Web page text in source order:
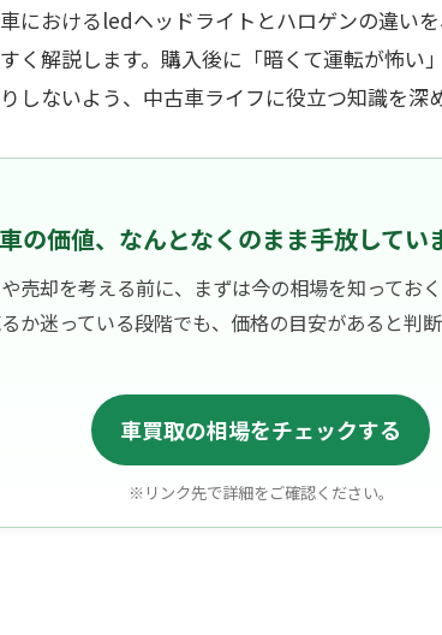
におけるledヘッドライトとハロゲンの違い
く解説します。購入後に「暗くて運転が怖い
しないよう、中古車ライフに役立つ知識を深
の価値、なんとなくのまま手放してい
売却を考える前に、まずは今の相場を知っておく
か迷っている段階でも、価格の目安があると判
車買取の相場をチェックする
※リンク先で詳細をご確認ください。